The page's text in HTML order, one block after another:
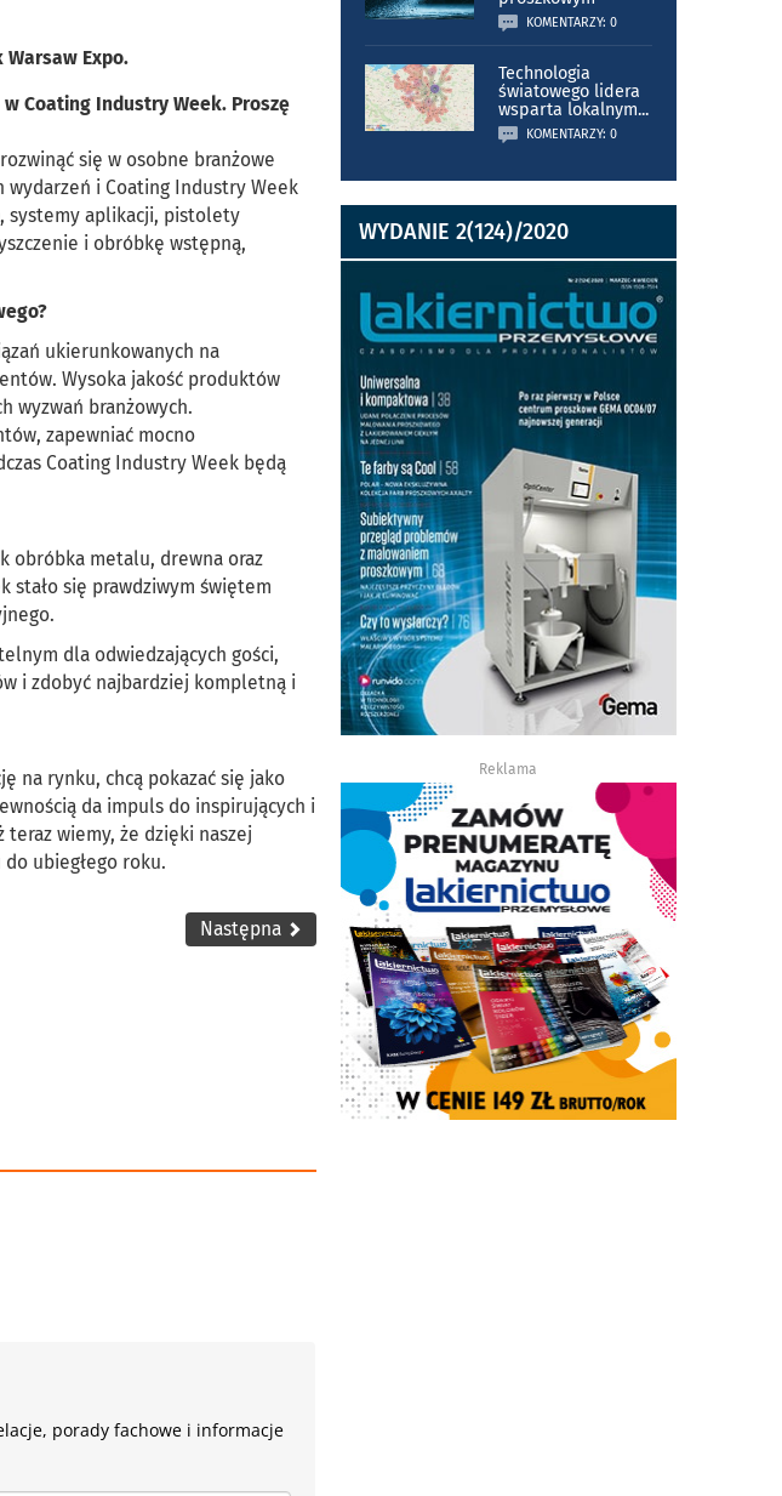
Expo.
Coating Industry Week. Proszę
się w osobne branżowe
wydarzeń i Coating Industry Week
systemy aplikacji, pistolety
i obróbkę wstępną,
ukierunkowanych na
Wysoka jakość produktów
wyzwań branżowych.
zapewniać mocno
Coating Industry Week będą
obróbka metalu, drewna oraz
stało się prawdziwym świętem
dla odwiedzających gości,
i zdobyć najbardziej kompletną i
na rynku, chcą pokazać się jako
da impuls do inspirujących i
teraz wiemy, że dzięki naszej
ubiegłego roku.
Następna
porady fachowe i informacje
KOMENTARZY: 0
Technologia
światowego lidera
wsparta lokalnym...
KOMENTARZY: 0
WYDANIE 2(124)/2020
Reklama